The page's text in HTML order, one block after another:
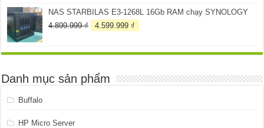
NAS STARBILAS E3-1268L 16Gb RAM chạy SYNOLOGY
4.899.999₫
Giá
4.899.999 ₫.
4.599.999 ₫
là:
Danh mục sản phẩm
Buffalo
HP Micro Server